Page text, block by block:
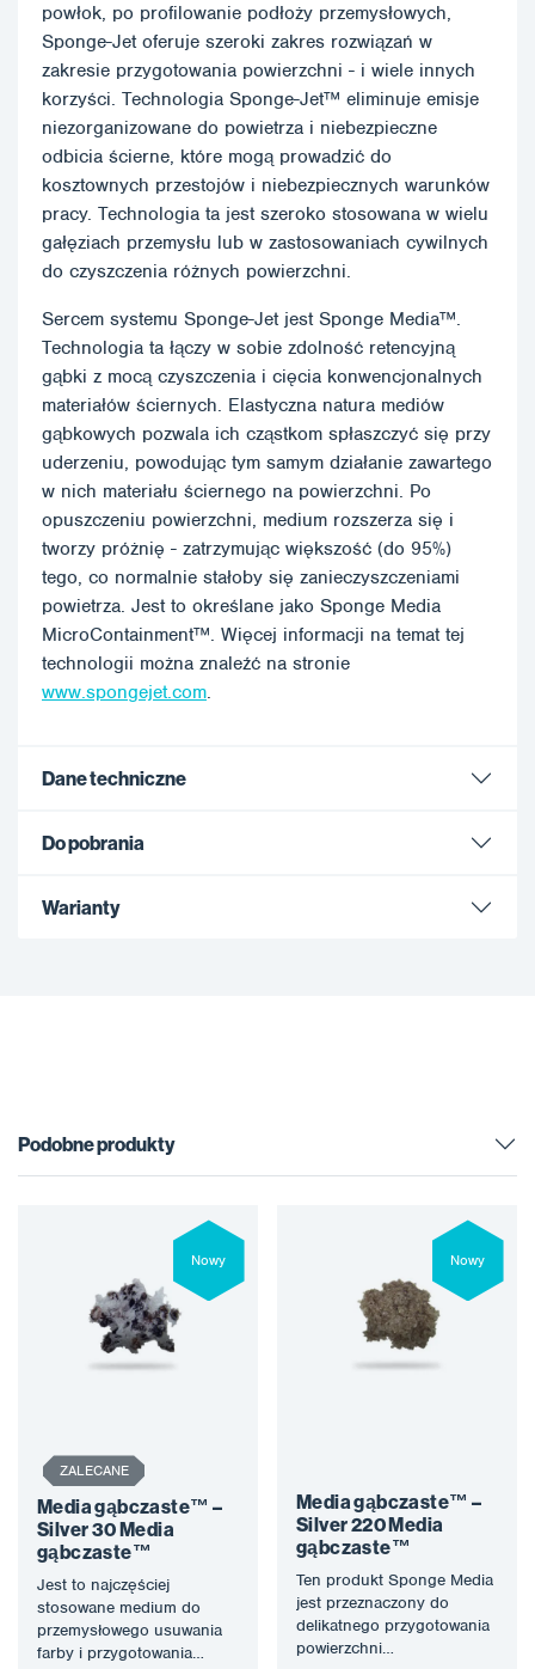
powłok, po profilowanie podłoży przemysłowych,
Sponge-Jet oferuje szeroki zakres rozwiązań w
zakresie przygotowania powierzchni - i wiele innych
korzyści. Technologia Sponge-Jet™ eliminuje emisje
niezorganizowane do powietrza i niebezpieczne
odbicia ścierne, które mogą prowadzić do
kosztownych przestojów i niebezpiecznych warunków
pracy. Technologia ta jest szeroko stosowana w wielu
gałęziach przemysłu lub w zastosowaniach cywilnych
do czyszczenia różnych powierzchni.
Sercem systemu Sponge-Jet jest Sponge Media™.
Technologia ta łączy w sobie zdolność retencyjną
gąbki z mocą czyszczenia i cięcia konwencjonalnych
materiałów ściernych. Elastyczna natura mediów
gąbkowych pozwala ich cząstkom spłaszczyć się przy
uderzeniu, powodując tym samym działanie zawartego
w nich materiału ściernego na powierzchni. Po
opuszczeniu powierzchni, medium rozszerza się i
tworzy próżnię - zatrzymując większość (do 95%)
tego, co normalnie stałoby się zanieczyszczeniami
powietrza. Jest to określane jako Sponge Media
MicroContainment™. Więcej informacji na temat tej
technologii można znaleźć na stronie
www.spongejet.com.
Dane techniczne
Do pobrania
Warianty
Podobne produkty
Nowy
ZALECANE
Media gąbczaste™ –
Silver 30 Media
gąbczaste™
Jest to najczęściej
stosowane medium do
przemysłowego usuwania
farby i przygotowania
Nowy
Media gąbczaste™ –
Silver 220 Media
gąbczaste™
Ten produkt Sponge Media
jest przeznaczony do
delikatnego przygotowania
powierzchni